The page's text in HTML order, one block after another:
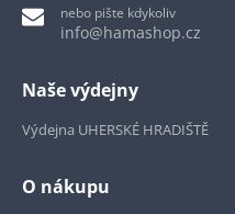
nebo pište kdykoliv
info@hamashop.cz
Naše výdejny
Výdejna UHERSKÉ HRADIŠTĚ
O nákupu